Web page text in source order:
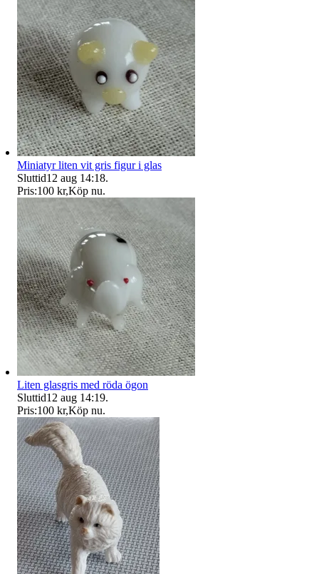
Miniatyr liten vit gris figur i glas
Sluttid12 aug 14:18.
Pris:100 kr,Köp nu.
Liten glasgris med röda ögon
Sluttid12 aug 14:19.
Pris:100 kr,Köp nu.